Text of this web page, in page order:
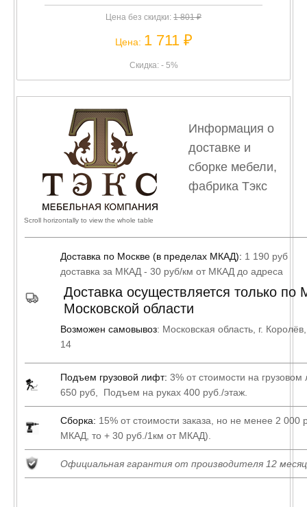
Цена без скидки: 1 801 ₽
Цена: 1 711 ₽
Скидка: - 5%
Информация о
доставке и
сборке мебели,
фабрика Тэкс
Доставка по Москве (в пределах МКАД): 1 190 руб
доставка за МКАД - 30 руб/км от МКАД до адреса
Доставка осуществляется только по
Московской области
Возможен самовывоз: Московская область, г.
14
Подъем грузовой лифт: 3% от стоимости на
650 руб, Подъем на руках 400 руб./этаж.
Сборка: 15% от стоимости заказа, но не менее 2 000
МКАД, то + 30 руб./1км от МКАД).
Официальная гарантия от производителя 12